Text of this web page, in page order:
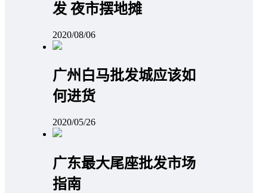
发 夜市摆地摊
2020/08/06
广州白马批发城应该如
何进货
2020/05/26
广东最大尾座批发市场
指南